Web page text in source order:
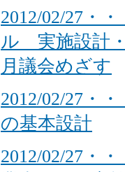
2012/02/27・
ル 実施設計
月議会めざす
2012/02/27・
の基本設計
2012/02/27・